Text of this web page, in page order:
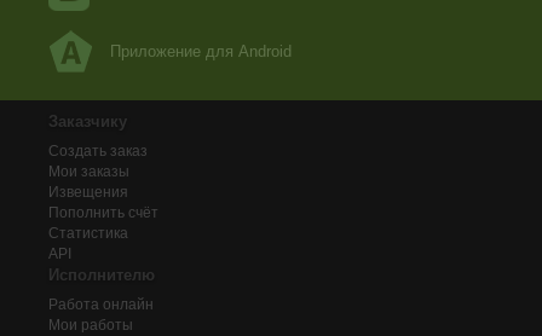
Приложение для Android
Заказчику
Создать заказ
Мои заказы
Извещения
Пополнить счёт
Статистика
API
Исполнителю
Работа онлайн
Мои работы